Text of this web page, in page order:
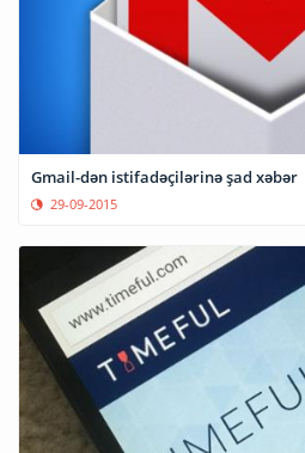
Gmail-dən istifadəçilərinə şad xəbər
29-09-2015